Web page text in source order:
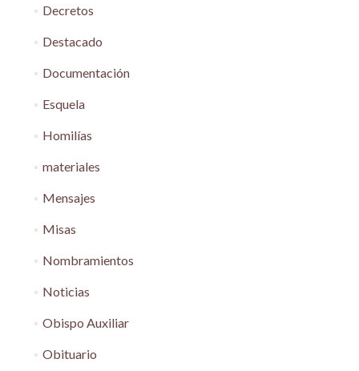
Decretos
Destacado
Documentación
Esquela
Homilías
materiales
Mensajes
Misas
Nombramientos
Noticias
Obispo Auxiliar
Obituario